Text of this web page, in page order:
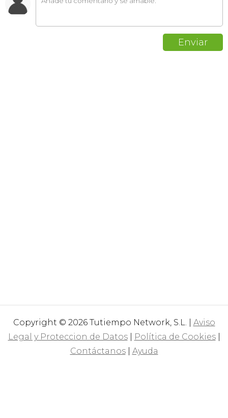
Copyright © 2026 Tutiempo Network, S.L. | Aviso
Legal y Proteccion de Datos| Política de Cookies|
Contáctanos| Ayuda